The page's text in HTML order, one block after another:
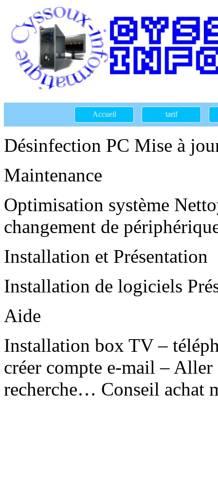
Accueil tarif
Désinfection PC Mise à
Maintenance
Optimisation système
changement de
Installation et Présentation
Installation de logiciels
Aide
Installation box TV –
créer compte e-mail –
recherche… Conseil achat